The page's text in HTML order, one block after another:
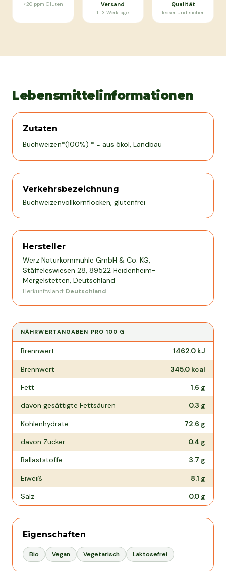
<20 ppm Gluten
Versand
1–3 Werktage
Qualität
lecker und sicher
Lebensmittelinformationen
Zutaten
Buchweizen*(100%) * = aus ökol, Landbau
Verkehrsbezeichnung
Buchweizenvollkornflocken, glutenfrei
Hersteller
Werz Naturkornmühle GmbH & Co. KG,
Stäffeleswiesen 28, 89522 Heidenheim-
Mergelstetten, Deutschland
Herkunftsland: Deutschland
NÄHRWERTANGABEN PRO100 G
Nährwertangaben pro
Brennwert 1462.0 kJ
Brennwert
345.0 kcal
Fett
1.6 g
davon gesättigte Fettsäuren
0.3 g
Kohlenhydrate
72.6 g
davon Zucker
0.4 g
Ballaststoffe
3.7 g
Eiweiß
8.1 g
Salz
0.0 g
Eigenschaften
Bio Vegan Vegetarisch Laktosefrei